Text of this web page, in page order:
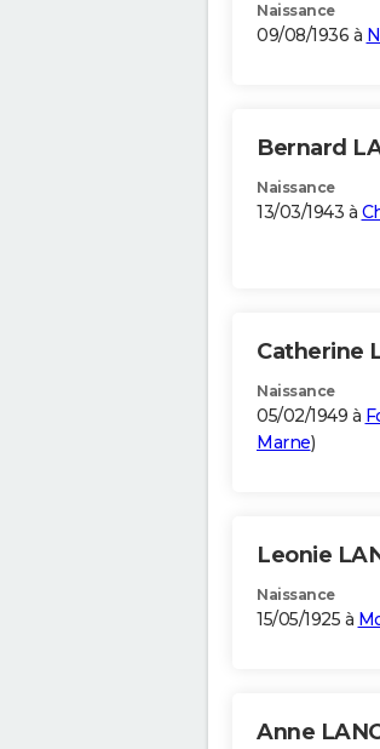
Naissance
09/08/1936 à
Bernard
Naissance
13/03/1943 à
Catherine
Naissance
05/02/1949 à
Marne)
Leonie
Naissance
15/05/1925 à
Anne